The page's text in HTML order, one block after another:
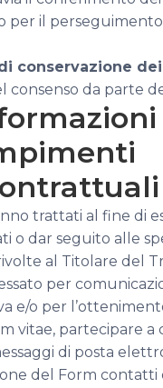
per il
conservazione
consenso da parte
trattati al fine di
o dar seguito alle
al Titolare del
per
e/o per
vitae, partecipare a
di posta
del Form contatti